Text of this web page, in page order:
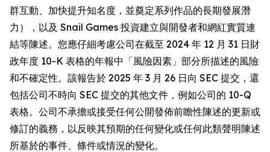
群互動、加快提升知名度，並奠定系列作品的長期發展潛
力），以及 Snail Games 投資建立與開發者和網紅實質連
結等陳述。您應仔細考慮公司在截至 2024 年 12 月 31 日財
政年度 10-K 表格的年報中「風險因素」部分所描述的風險
和不確定性。該報告於 2025 年 3 月 26 日向 SEC 提交，還
包括公司不時向 SEC 提交的其他文件，例如公司的 10-Q
表格。公司不承擔或接受任何公開發佈前瞻性陳述的更新或
修訂的義務，以反映其預期的任何變化或任何此類聲明陳述
所基於的事件、條件或情況的變化。